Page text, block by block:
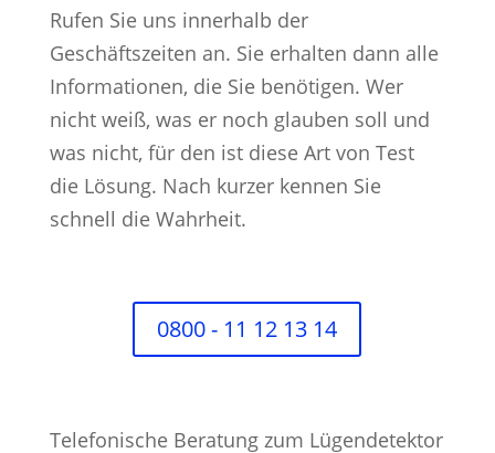
Rufen Sie uns innerhalb der
Geschäftszeiten an. Sie erhalten dann alle
Informationen, die Sie benötigen. Wer
nicht weiß, was er noch glauben soll und
was nicht, für den ist diese Art von Test
die Lösung. Nach kurzer kennen Sie
schnell die Wahrheit.
0800 - 11 12 13 14
Telefonische Beratung zum Lügendetektor